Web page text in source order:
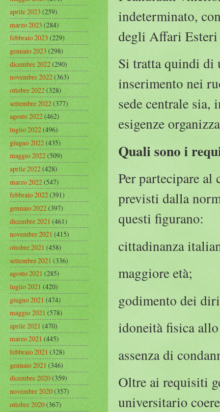
indeterminato,
degli Affari Esteri
Si tratta quindi di
inserimento nei
sede centrale sia,
esigenze
Quali sono i
Per partecipare al
previsti dalla
questi figurano:
cittadinanza
maggiore età;
godimento dei
idoneità fisica
assenza di
Oltre ai requisiti
universitario
aprile 2023(259)
marzo 2023(284)
febbraio 2023(229)
gennaio 2023(298)
dicembre 2022(290)
novembre 2022(363)
ottobre 2022(328)
settembre 2022(377)
agosto 2022(462)
luglio 2022(496)
giugno 2022(435)
maggio 2022(509)
aprile 2022(428)
marzo 2022(547)
febbraio 2022(391)
gennaio 2022(397)
dicembre 2021(461)
novembre 2021(415)
ottobre 2021(458)
settembre 2021(336)
agosto 2021(285)
luglio 2021(420)
giugno 2021(474)
maggio 2021(578)
aprile 2021(470)
marzo 2021(445)
febbraio 2021(328)
gennaio 2021(346)
dicembre 2020(359)
novembre 2020(357)
ottobre 2020(367)